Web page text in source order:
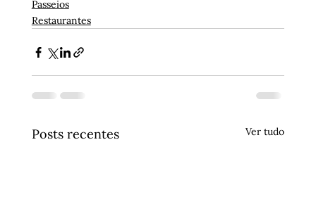
Passeios
Restaurantes
Posts recentes Ver tudo